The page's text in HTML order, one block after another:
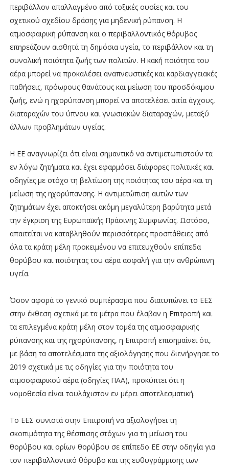
περιβάλλον απαλλαγμένο από τοξικές ουσίες και του
σχετικού σχεδίου δράσης για μηδενική ρύπανση. Η
ατμοσφαιρική ρύπανση και ο περιβαλλοντικός θόρυβος
επηρεάζουν αισθητά τη δημόσια υγεία, το περιβάλλον και τη
συνολική ποιότητα ζωής των πολιτών. Η κακή ποιότητα του
αέρα μπορεί να προκαλέσει αναπνευστικές και καρδιαγγειακές
παθήσεις, πρόωρους θανάτους και μείωση του προσδόκιμου
ζωής, ενώ η ηχορύπανση μπορεί να αποτελέσει αιτία άγχους,
διαταραχών του ύπνου και γνωσιακών διαταραχών, μεταξύ
άλλων προβλημάτων υγείας.
Η ΕΕ αναγνωρίζει ότι είναι σημαντικό να αντιμετωπιστούν τα
εν λόγω ζητήματα και έχει εφαρμόσει διάφορες πολιτικές και
οδηγίες με στόχο τη βελτίωση της ποιότητας του αέρα και τη
μείωση της ηχορύπανσης. Η αντιμετώπιση αυτών των
ζητημάτων έχει αποκτήσει ακόμη μεγαλύτερη βαρύτητα μετά
την έγκριση της Ευρωπαϊκής Πράσινης Συμφωνίας. Ωστόσο,
απαιτείται να καταβληθούν περισσότερες προσπάθειες από
όλα τα κράτη μέλη προκειμένου να επιτευχθούν επίπεδα
θορύβου και ποιότητας του αέρα ασφαλή για την ανθρώπινη
υγεία.
Όσον αφορά το γενικό συμπέρασμα που διατυπώνει το ΕΕΣ
στην έκθεση σχετικά με τα μέτρα που έλαβαν η Επιτροπή και
τα επιλεγμένα κράτη μέλη στον τομέα της ατμοσφαιρικής
ρύπανσης και της ηχορύπανσης, η Επιτροπή επισημαίνει ότι,
με βάση τα αποτελέσματα της αξιολόγησης που διενήργησε το
2019 σχετικά με τις οδηγίες για την ποιότητα του
ατμοσφαιρικού αέρα (οδηγίες ΠΑΑ), προκύπτει ότι η
νομοθεσία είναι τουλάχιστον εν μέρει αποτελεσματική.
Το ΕΕΣ συνιστά στην Επιτροπή να αξιολογήσει τη
σκοπιμότητα της θέσπισης στόχων για τη μείωση του
θορύβου και ορίων θορύβου σε επίπεδο ΕΕ στην οδηγία για
τον περιβαλλοντικό θόρυβο και της ευθυγράμμισης των